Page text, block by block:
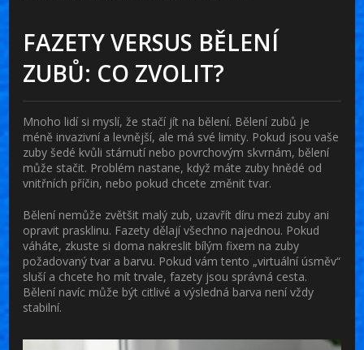
FAZETY VERSUS BĚLENÍ
ZUBŮ: CO ZVOLIT?
Mnoho lidí si myslí, že stačí jít na bělení. Bělení zubů je
méně invazivní a levnější, ale má své limity. Pokud jsou vaše
zuby šedé kvůli stárnutí nebo povrchovým skvrnám, bělení
může stačit. Problém nastane, když máte zuby hnědé od
vnitřních příčin, nebo pokud chcete změnit tvar.
Bělení nemůže zvětšit malý zub, uzavřít díru mezi zuby ani
opravit prasklinu. Fazety dělají všechno najednou. Pokud
váháte, zkuste si doma nakreslit bílým fixem na zuby
požadovaný tvar a barvu. Pokud vám tento „virtuální úsměv“
sluší a chcete ho mít trvale, fazety jsou správná cesta.
Bělení navíc může být citlivé a výsledná barva není vždy
stabilní.